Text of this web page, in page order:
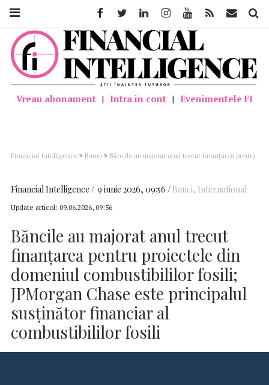
Vreau abonament | Intra in cont | Evenimentele FI
Financial Intelligence > Banci > Băncile au majorat anul trecut finanţarea pentru
Financial Intelligence 9 iunie 2026, 09:56 Banci, International
Update articol: 09.06.2026, 09:56
Băncile au majorat anul trecut
finanţarea pentru proiectele din
domeniul combustibililor fosili;
JPMorgan Chase este principalul
susţinător financiar al
combustibililor fosili
FacebookTwitter LinkedinInstagramYoutube Feed Mail